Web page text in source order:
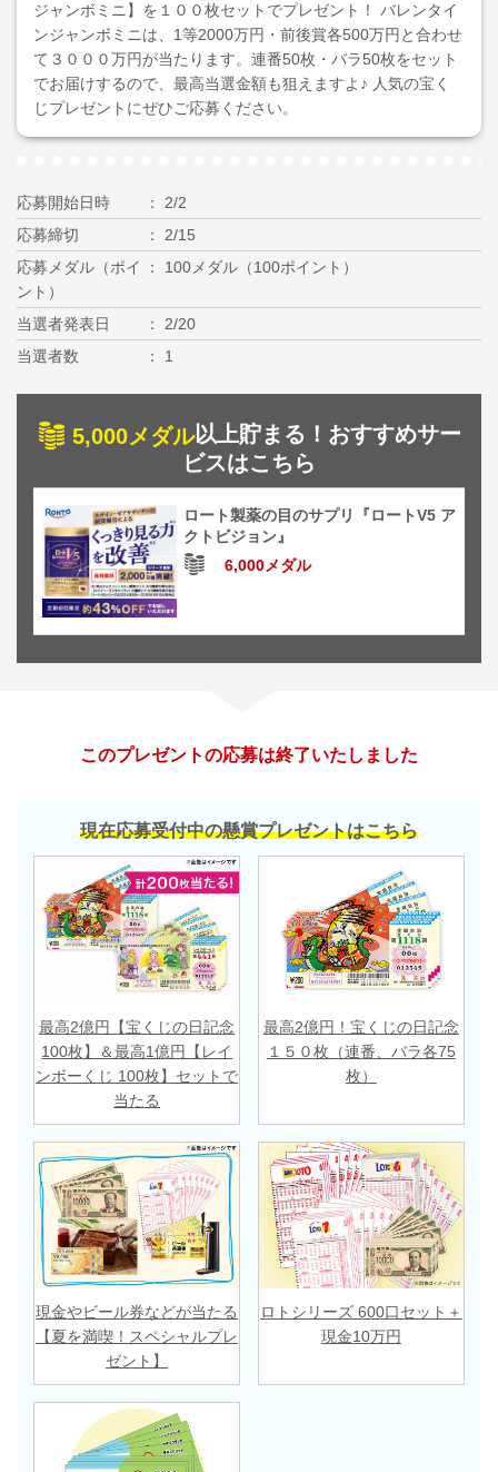
ジャンボミニ】を１００枚セットでプレゼント！ バレンタイ
ンジャンボミニは、1等2000万円・前後賞各500万円と合わせ
て３０００万円が当たります。連番50枚・バラ50枚をセット
でお届けするので、最高当選金額も狙えますよ♪ 人気の宝く
じプレゼントにぜひご応募ください。
応募開始日時
2/2
応募締切
2/15
応募メダル（ポイ
ント）
100メダル（100ポイント）
当選者発表日
2/20
当選者数
1
5,000メダル以上貯まる！おすすめサー
ビスはこちら
ロート製薬の目のサプリ『ロートV5 ア
クトビジョン』
6,000メダル
このプレゼントの応募は終了いたしました
現在応募受付中の懸賞プレゼントはこちら
最高2億円【宝くじの日記念
100枚】＆最高1億円【レイ
ンボーくじ 100枚】セットで
当たる
最高2億円！宝くじの日記念
１５０枚（連番、バラ各75
枚）
現金やビール券などが当たる
【夏を満喫！スペシャルプレ
ゼント】
ロトシリーズ 600口セット＋
現金10万円